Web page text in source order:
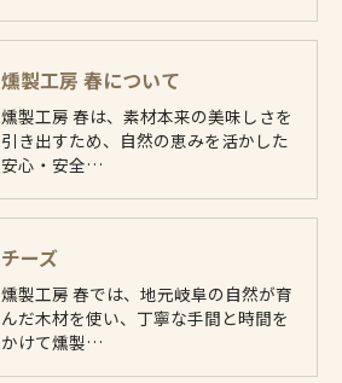
燻製工房 春について
燻製工房 春は、素材本来の美味しさを
引き出すため、自然の恵みを活かした
安心・安全…
チーズ
燻製工房 春では、地元岐阜の自然が育
んだ木材を使い、丁寧な手間と時間を
かけて燻製…